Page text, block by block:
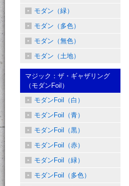
モダン（緑）
モダン（多色）
モダン（無色）
モダン（土地）
マジック：ザ・ギャザリング
（モダンFoil）
モダンFoil（白）
モダンFoil（青）
モダンFoil（黒）
モダンFoil（赤）
モダンFoil（緑）
モダンFoil（多色）